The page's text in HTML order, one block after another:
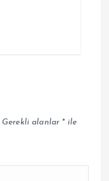
Gerekli alanlar *ile